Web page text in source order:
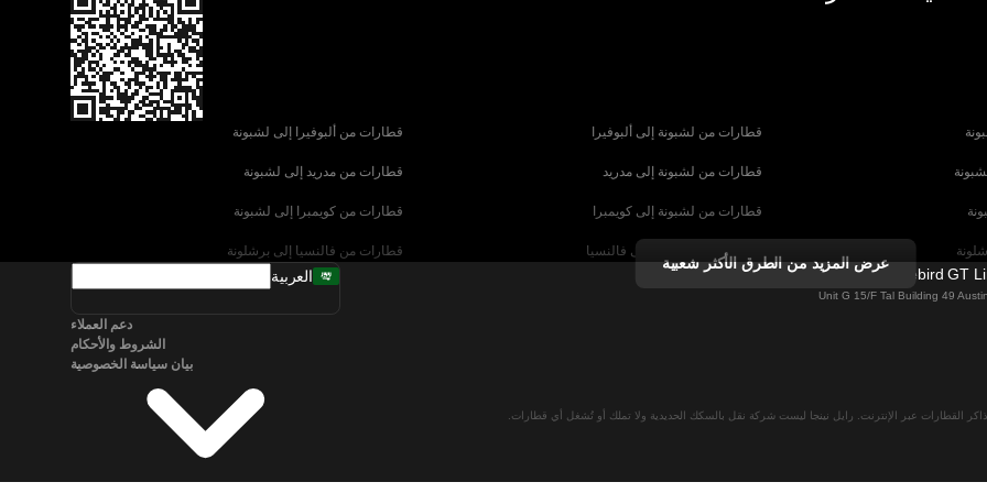
قطارات من لشبونة إلى ألبوفيرا قطارات من ألبوفيرا إلى لشبونة
قطارات من لشبونة إلى مدريد قطارات من مدريد إلى لشبونة
قطارات من لشبونة إلى كويمبرا قطارات من كويمبرا إلى لشبونة
قطارات من برشلونة إلى فالنسيا قطارات من فالنسيا إلى برشلونة
قطارات من إشبيلية إلى برشلونة
قطارات من فيينا إلى سالزبورغ قطارات من سالزبورغ إلى فيينا
عرض المزيد من الطرق الأكثر شعبية
Firebird GT
Unit G 15/F Tal Building 49
القطارات عبر الإنترنت. رايل نينجا ليست شركة نقل بالسكك الحديدية ولا تملك أو تُشغل أي قطارات.
العربية
دعم العملاء
الشروط والأحكام
بيان سياسة الخصوصية